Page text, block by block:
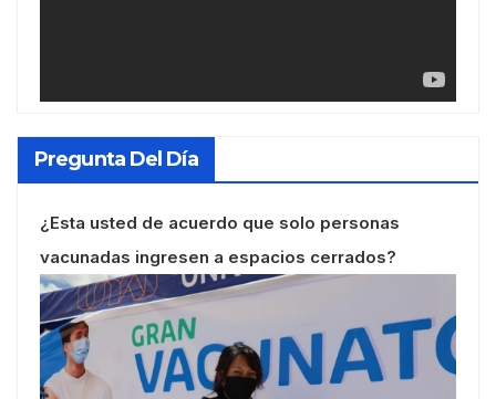
Pregunta Del Día
¿Esta usted de acuerdo que solo personas
vacunadas ingresen a espacios cerrados?